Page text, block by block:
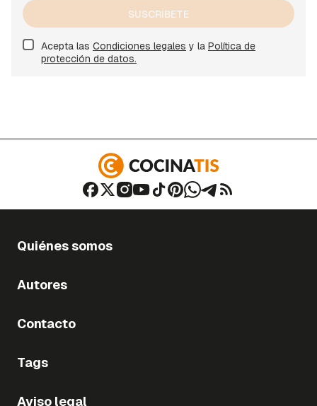
SUSCRÍBETE
Acepta las Condiciones legales y la Política de
protección de datos.
Quiénes somos
Autores
Contacto
Tags
Aviso legal